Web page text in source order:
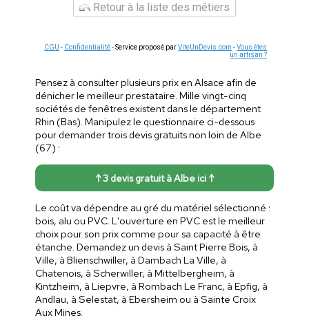
Retour à la liste des métiers
CGU - Confidentialité- Service proposé parViteUnDevis.com -Vous êtes
un artisan ?
Pensez à consulter plusieurs prix en Alsace afin de
dénicher le meilleur prestataire. Mille vingt-cinq
sociétés de fenêtres existent dans le département
Rhin (Bas). Manipulez le questionnaire ci-dessous
pour demander trois devis gratuits non loin de Albe
(67) :
↑ 3 devis gratuit à Albe ici ↑
Le coût va dépendre au gré du matériel sélectionné :
bois, alu ou PVC. L'ouverture en PVC est le meilleur
choix pour son prix comme pour sa capacité à être
étanche. Demandez un devis à Saint Pierre Bois, à
Ville, à Blienschwiller, à Dambach La Ville, à
Chatenois, à Scherwiller, à Mittelbergheim, à
Kintzheim, à Liepvre, à Rombach Le Franc, à Epfig, à
Andlau, à Selestat, à Ebersheim ou à Sainte Croix
Aux Mines.